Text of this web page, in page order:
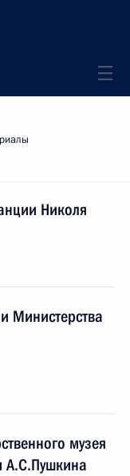
Николя
Министерства
музея
А.С.Пушкина